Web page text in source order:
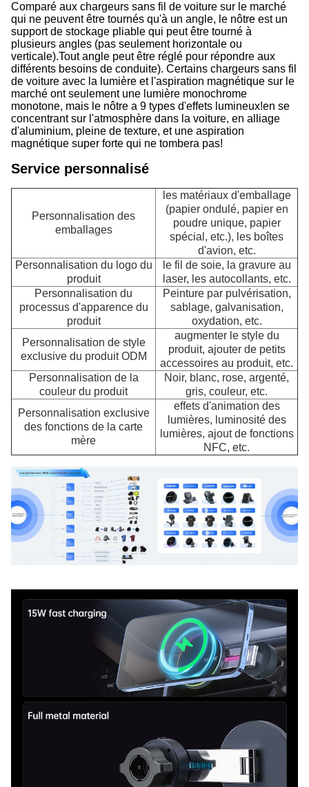
Comparé aux chargeurs sans fil de voiture sur le marché
qui ne peuvent être tournés qu'à un angle, le nôtre est un
support de stockage pliable qui peut être tourné à
plusieurs angles (pas seulement horizontale ou
verticale).Tout angle peut être réglé pour répondre aux
différents besoins de conduite). Certains chargeurs sans fil
de voiture avec la lumière et l'aspiration magnétique sur le
marché ont seulement une lumière monochrome
monotone, mais le nôtre a 9 types d'effets lumineux!en se
concentrant sur l'atmosphère dans la voiture, en alliage
d'aluminium, pleine de texture, et une aspiration
magnétique super forte qui ne tombera pas!
Service personnalisé
Personnalisation des
emballages
les matériaux d'emballage
(papier ondulé, papier en
poudre unique, papier
spécial, etc.), les boîtes
d'avion, etc.
Personnalisation du logo du
produit
le fil de soie, la gravure au
laser, les autocollants, etc.
Personnalisation du
processus d'apparence du
produit
Peinture par pulvérisation,
sablage, galvanisation,
oxydation, etc.
Personnalisation de style
exclusive du produit ODM
augmenter le style du
produit, ajouter de petits
accessoires au produit, etc.
Personnalisation de la
couleur du produit
Noir, blanc, rose, argenté,
gris, couleur, etc.
Personnalisation exclusive
des fonctions de la carte
mère
effets d'animation des
lumières, luminosité des
lumières, ajout de fonctions
NFC, etc.